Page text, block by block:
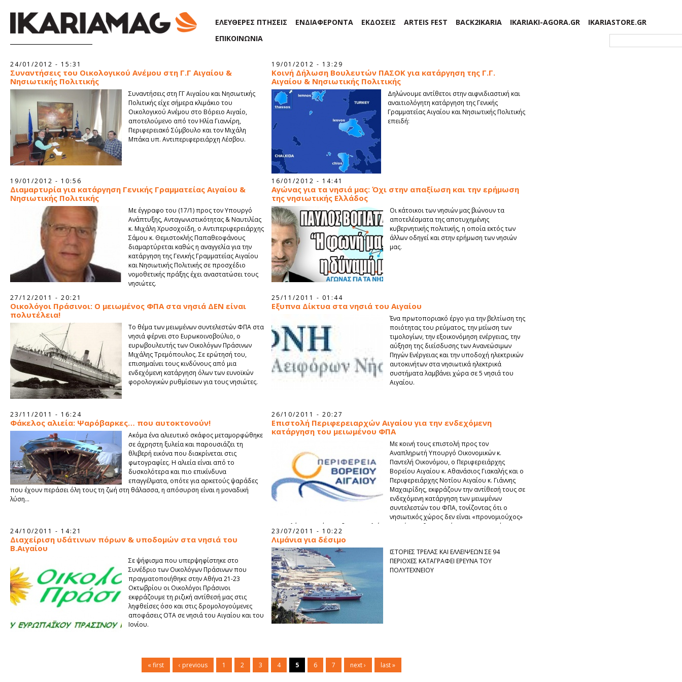
ΕΛΕΥΘΕΡΕΣ ΠΤΗΣΕΙΣ ΕΝΔΙΑΦΕΡΟΝΤΑ ΕΚΔΟΣΕΙΣ ARTEIS FEST BACK2IKARIA IKARIAKI-AGORA.GR
IKARIASTORE.GR
ΕΠΙΚΟΙΝΩΝΙΑ
24/01/2012 - 15:31
Συναντήσεις του Οικολογικού Ανέμου στη Γ.Γ Αιγαίου &
Νησιωτικής Πολιτικής
Συναντήσεις στη ΓΓ Αιγαίου και Νησιωτικής
Πολιτικής είχε σήμερα κλιμάκιο του
Οικολογικού Ανέμου στο Βόρειο Αιγαίο,
αποτελούμενο από τον Ηλία Γιαννίρη,
Περιφερειακό Σύμβουλο και τον Μιχάλη
Μπάκα υπ. Αντιπεριφερειάρχη Λέσβου.
19/01/2012 - 13:29
Κοινή Δήλωση Βουλευτών ΠΑΣΟΚ για κατάργηση της Γ.Γ.
Αιγαίου & Νησιωτικής Πολιτικής
Δηλώνουμε αντίθετοι στην αιφνιδιαστική και
αναιτιολόγητη κατάργηση της Γενικής
Γραμματείας Αιγαίου και Νησιωτικής Πολιτικής
επειδή:
19/01/2012 - 10:56
Διαμαρτυρία για κατάργηση Γενικής Γραμματείας Αιγαίου &
Νησιωτικής Πολιτικής
Με έγγραφο του (17/1) προς τον Υπουργό
Ανάπτυξης, Ανταγωνιστικότητας & Ναυτιλίας
κ. Μιχάλη Χρυσοχοϊδη, ο Αντιπεριφερειάρχης
Σάμου κ. Θεμιστοκλής Παπαθεοφάνους
διαμαρτύρεται καθώς η αναγγελία για την
κατάργηση της Γενικής Γραμματείας Αιγαίου
και Νησιωτικής Πολιτικής σε προσχέδιο
νομοθετικής πράξης έχει αναστατώσει τους
νησιώτες.
16/01/2012 - 14:41
Αγώνας για τα νησιά μας: Όχι στην απαξίωση και την ερήμωση
της νησιωτικής Ελλάδος
Οι κάτοικοι των νησιών μας βιώνουν τα
αποτελέσματα της αποτυχημένης
κυβερνητικής πολιτικής, η οποία εκτός των
άλλων οδηγεί και στην ερήμωση των νησιών
μας.
27/12/2011 - 20:21
Οικολόγοι Πράσινοι: Ο μειωμένος ΦΠΑ στα νησιά ΔΕΝ είναι
πολυτέλεια!
Το θέμα των μειωμένων συντελεστών ΦΠΑ στα
νησιά φέρνει στο Ευρωκοινοβούλιο, ο
ευρωβουλευτής των Οικολόγων Πράσινων
Μιχάλης Τρεμόπουλος. Σε ερώτησή του,
επισημαίνει τους κινδύνους από μια
ενδεχόμενη κατάργηση όλων των ευνοϊκών
φορολογικών ρυθμίσεων για τους νησιώτες.
25/11/2011 - 01:44
Εξυπνα Δίκτυα στα νησιά του Αιγαίου
Ένα πρωτοποριακό έργο για την βελτίωση της
ποιότητας του ρεύματος, την μείωση των
τιμολογίων, την εξοικονόμηση ενέργειας, την
αύξηση της διείσδυσης των Ανανεώσιμων
Πηγών Ενέργειας και την υποδοχή ηλεκτρικών
αυτοκινήτων στα νησιωτικά ηλεκτρικά
συστήματα λαμβάνει χώρα σε 5 νησιά του
Αιγαίου.
23/11/2011 - 16:24
Φάκελος αλιεία: Ψαρόβαρκες… που αυτοκτονούν!
Ακόμα ένα αλιευτικό σκάφος μεταμορφώθηκε
σε άχρηστη ξυλεία και παρουσιάζει τη
θλιβερή εικόνα που διακρίνεται στις
φωτογραφίες. Η αλιεία είναι από το
δυσκολότερα και πιο επικίνδυνα
επαγγέλματα, οπότε για αρκετούς ψαράδες
που έχουν περάσει όλη τους τη ζωή στη θάλασσα, η απόσυρση είναι η μοναδική
λύση...
26/10/2011 - 20:27
Επιστολή Περιφερειαρχών Αιγαίου για την ενδεχόμενη
κατάργηση του μειωμένου ΦΠΑ
Με κοινή τους επιστολή προς τον
Αναπληρωτή Υπουργό Οικονομικών κ.
Παντελή Οικονόμου, ο Περιφερειάρχης
Βορείου Αιγαίου κ. Αθανάσιος Γιακαλής και ο
Περιφερειάρχης Νοτίου Αιγαίου κ. Γιάννης
Μαχαιρίδης, εκφράζουν την αντίθεσή τους σε
ενδεχόμενη κατάργηση των μειωμένων
συντελεστών του ΦΠΑ, τονίζοντας ότι ο
νησιωτικός χώρος δεν είναι «προνομιούχος»
και πολύ περισσότερο δεν αποτελεί την πηγή που θα αποφέρει στον κρατικό
κορβανά ισοδύναμα ταμειακά οφέλη.
24/10/2011 - 14:21
Διαχείριση υδάτινων πόρων & υποδομών στα νησιά του
Β.Αιγαίου
Σε ψήφισμα που υπερψηφίστηκε στο
Συνέδριο των Οικολόγων Πράσινων που
πραγματοποιήθηκε στην Αθήνα 21-23
Οκτωβρίου οι Οικολόγοι Πράσινοι
εκφράζουμε τη ριζική αντίθεσή μας στις
ληφθείσες όσο και στις δρομολογούμενες
αποφάσεις ΟΤΑ σε νησιά του Αιγαίου και του
Ιονίου.
23/07/2011 - 10:22
Λιμάνια για δέσιμο
ΙΣΤΟΡΙΕΣ ΤΡΕΛΑΣ ΚΑΙ ΕΛΛΕΙΨΕΩΝ ΣΕ 94
ΠΕΡΙΟΧΕΣ ΚΑΤΑΓΡΑΦΕΙ ΕΡΕΥΝΑ ΤΟΥ
ΠΟΛΥΤΕΧΝΕΙΟΥ
« first ‹ previous 1 2 3 4 5 6 7 next › last »